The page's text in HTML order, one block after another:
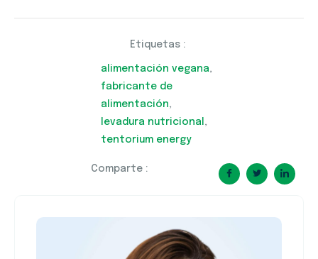
Etiquetas :
alimentación vegana,
fabricante de
alimentación,
levadura nutricional ,
tentorium energy
Comparte :